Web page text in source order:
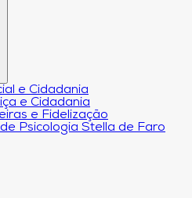
e Cidadania
e Cidadania
e Fidelização
Psicologia Stella de Faro